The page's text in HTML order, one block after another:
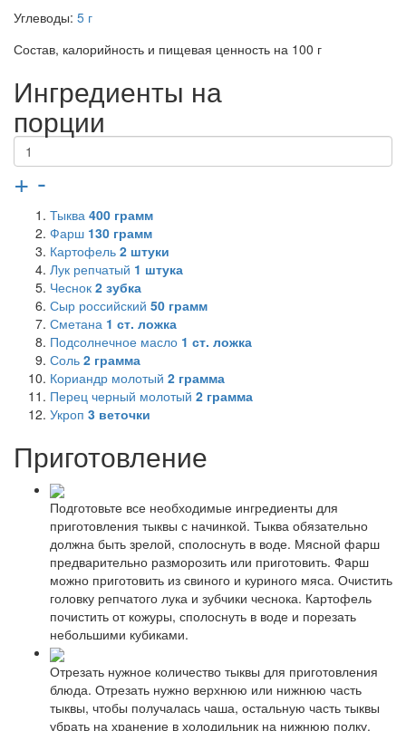
Углеводы: 5 г
Состав, калорийность и пищевая ценность на 100 г
Ингредиенты на
порции
+ -
Тыква 400 грамм
Фарш 130 грамм
Картофель 2 штуки
Лук репчатый 1 штука
Чеснок 2 зубка
Сыр российский 50 грамм
Сметана 1 ст. ложка
Подсолнечное масло 1 ст. ложка
Соль 2 грамма
Кориандр молотый 2 грамма
Перец черный молотый 2 грамма
Укроп 3 веточки
Приготовление
Подготовьте все необходимые ингредиенты для
приготовления тыквы с начинкой. Тыква обязательно
должна быть зрелой, сполоснуть в воде. Мясной фарш
предварительно разморозить или приготовить. Фарш
можно приготовить из свиного и куриного мяса. Очистить
головку репчатого лука и зубчики чеснока. Картофель
почистить от кожуры, сполоснуть в воде и порезать
небольшими кубиками.
Отрезать нужное количество тыквы для приготовления
блюда. Отрезать нужно верхнюю или нижнюю часть
тыквы, чтобы получалась чаша, остальную часть тыквы
убрать на хранение в холодильник на нижнюю полку.